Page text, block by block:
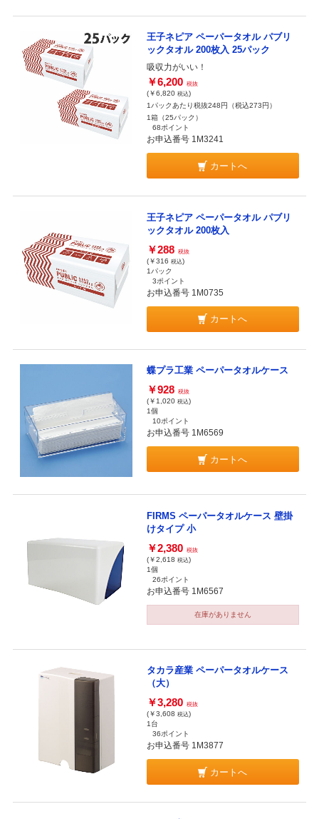
王子ネピア ペーパータオル パブリ
ックタオル 200枚入 25パック
吸収力がいい！
￥6,200 税抜
(￥6,820 税込)
1パックあたり税抜248円（税込273円）
1箱（25パック）
68ポイント
お申込番号 1M3241
カートへ
王子ネピア ペーパータオル パブリ
ックタオル 200枚入
￥288 税抜
(￥316 税込)
1パック
3ポイント
お申込番号 1M0735
カートへ
蝶プラ工業 ペーパータオルケース
￥928 税抜
(￥1,020 税込)
1個
10ポイント
お申込番号 1M6569
カートへ
FIRMS ペーパータオルケース 壁掛
けタイプ 小
￥2,380 税抜
(￥2,618 税込)
1個
26ポイント
お申込番号 1M6567
在庫がありません
タカラ産業 ペーパータオルケース
（大）
￥3,280 税抜
(￥3,608 税込)
1台
36ポイント
お申込番号 1M3877
カートへ